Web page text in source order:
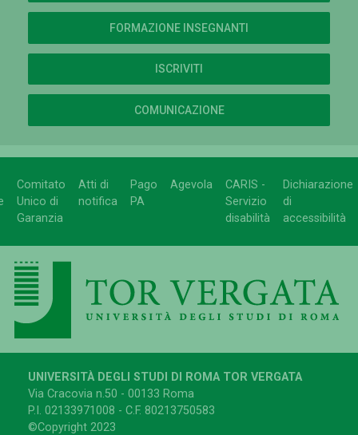
FORMAZIONE INSEGNANTI
ISCRIVITI
COMUNICAZIONE
Comitato
Unico di
Garanzia
Atti di
notifica
Pago
PA
Agevola
CARIS -
Servizio
disabilità
Dichiarazione
di
accessibilità
UNIVERSITÀ DEGLI STUDI DI ROMA TOR VERGATA
Via Cracovia n.50 - 00133 Roma
P.I. 02133971008 - C.F. 80213750583
©Copyright 2023